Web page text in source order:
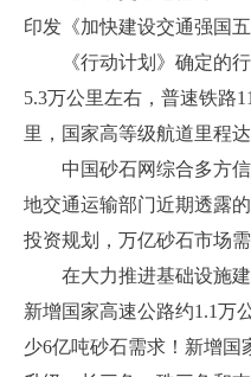
印发《加快建设交通强国
《行动计划》确定的
5.3万公里左右，普速铁路
里，国家高等级航道里程
中国砂石网综合多方
地交通运输部门近期透露
投资规划，万亿砂石市场
在大力推进基础设施
新增国家高速公路约1.1万
少6亿吨砂石需求！新增国